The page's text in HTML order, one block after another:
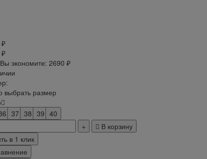
Вы экономите: 2690 ₽
выбрать размер
37 38 39 40
В корзину
в 1 клик